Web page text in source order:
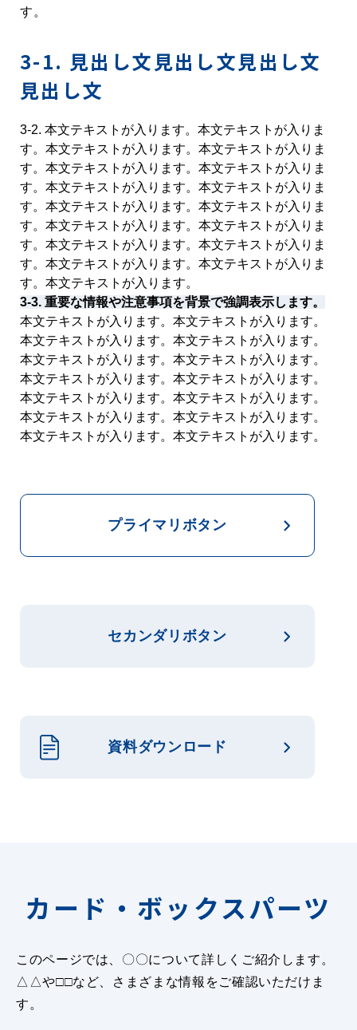
す。
3-1. 見出し文見出し文見出し文
見出し文
3-2. 本文テキストが入ります。本文テキストが入りま
す。本文テキストが入ります。本文テキストが入りま
す。本文テキストが入ります。本文テキストが入りま
す。本文テキストが入ります。本文テキストが入りま
す。本文テキストが入ります。本文テキストが入りま
す。本文テキストが入ります。本文テキストが入りま
す。本文テキストが入ります。本文テキストが入りま
す。本文テキストが入ります。本文テキストが入りま
す。本文テキストが入ります。
3-3. 重要な情報や注意事項を背景で強調表示します。
本文テキストが入ります。本文テキストが入ります。
本文テキストが入ります。本文テキストが入ります。
本文テキストが入ります。本文テキストが入ります。
本文テキストが入ります。本文テキストが入ります。
本文テキストが入ります。本文テキストが入ります。
本文テキストが入ります。本文テキストが入ります。
本文テキストが入ります。本文テキストが入ります。
プライマリボタン
セカンダリボタン
資料ダウンロード
カード・ボックスパーツ
このページでは、〇〇について詳しくご紹介します。
△△や□□など、さまざまな情報をご確認いただけま
す。